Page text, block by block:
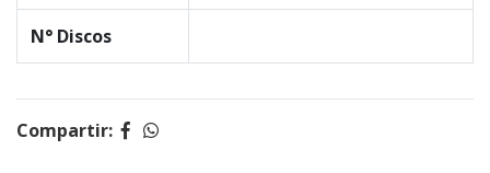
N° Discos
Compartir: